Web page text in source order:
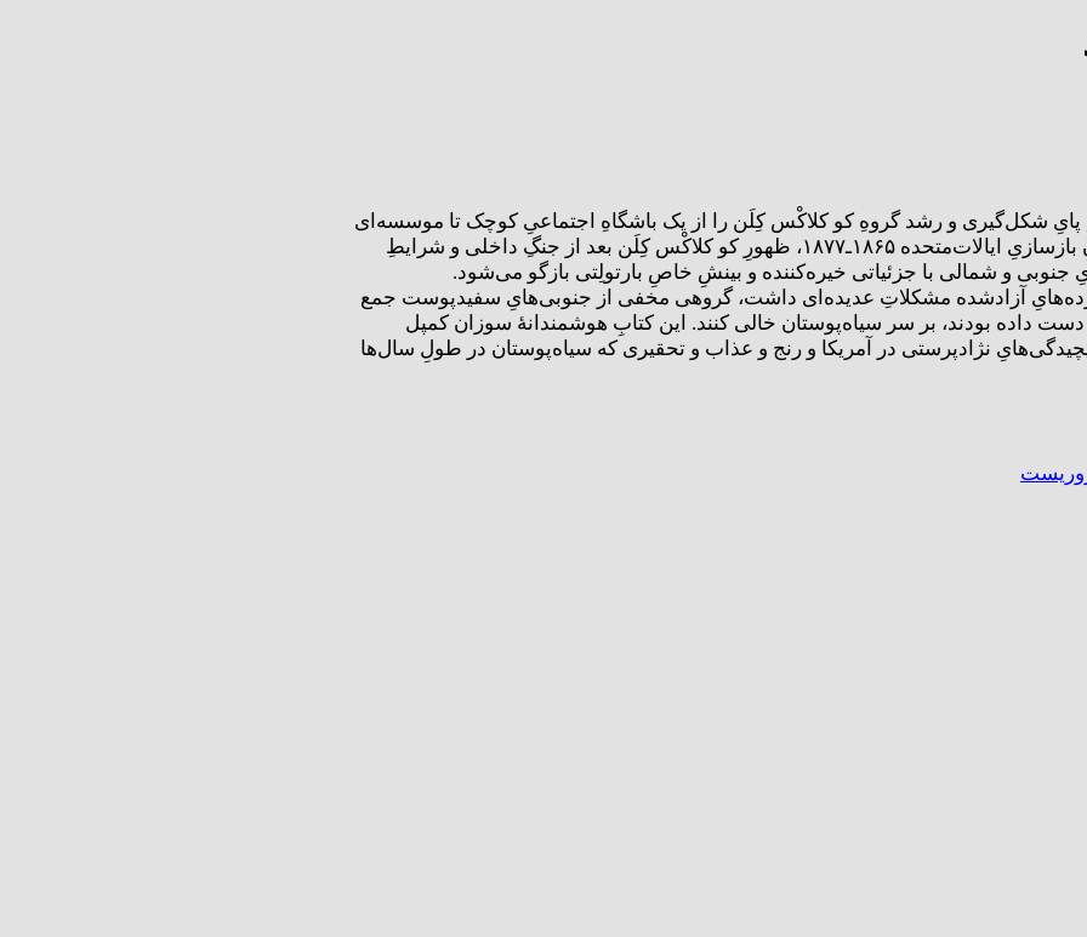
پایِ شکل‌گیری و رشد گروهِ کو کلاکْس کِلَن را از یک باشگاهِ اجتماعیِ کوچک تا موسسه‌ای
عظیم و ویرانگر دنبال می‌کند. در این کتاب داستانِ کاملی از دورانِ بازسازیِ ایالات‌متحده ۱۸۶۵ـ۱۸۷۷، ظهورِ کو کلاکْس کِلَن بعد از جنگِ داخلی و شرایطِ
و شمالی با جزئیاتی خیره‌کننده و بینشِ خاصِ بارتولِتی بازگو می‌شود.
آزادشده مشکلاتِ عدیده‌ای داشت، گروهی مخفی از جنوبی‌هایِ سفیدپوست جمع
داده بودند، بر سر سیاه‌پوستان خالی کنند. این کتابِ هوشمندانۀ سوزان کمپل
نژادپرستی در آمریکا و رنج و عذاب و تحقیری که سیاه‌پوستان در طولِ سال‌ها